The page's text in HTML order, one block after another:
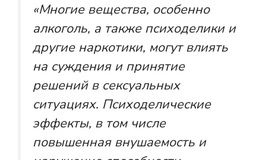
«Многие вещества, особенно
алкоголь, а также психоделики и
другие наркотики, могут влиять
на суждения и принятие
решений в сексуальных
ситуациях. Психоделические
эффекты, в том числе
повышенная внушаемость и